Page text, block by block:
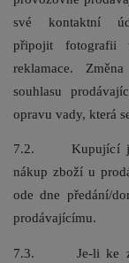
své kontaktní
připojit fotografii
reklamace.
souhlasu
opravu vady, která
7.2. Kupující je
nákup zboží u
ode dne předání/
prodávajícímu.
7.3. Je-li ke